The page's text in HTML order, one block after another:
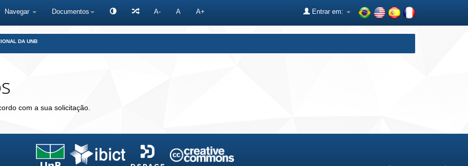
Navegar Documentos A- A A+ Entrar em:
DA UNB
com a sua solicitação.